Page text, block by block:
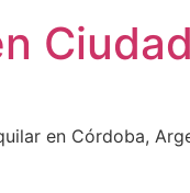
en Córdoba,